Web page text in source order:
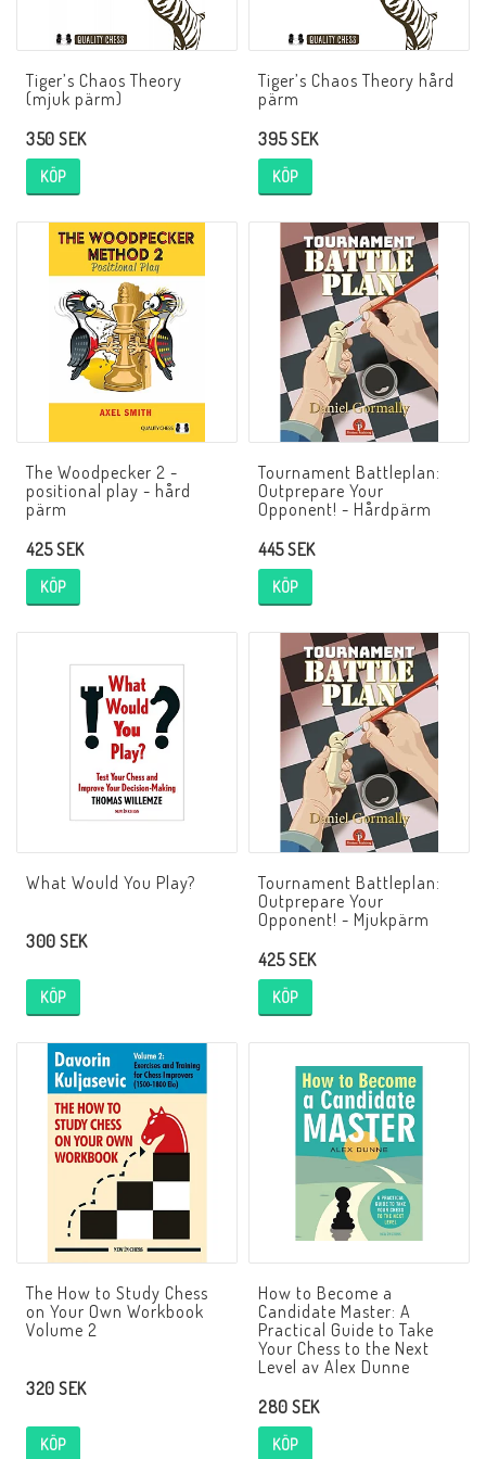
Tiger’s Chaos Theory
(mjuk pärm)
350 SEK
KÖP
Tiger’s Chaos Theory hård
pärm
395 SEK
KÖP
The Woodpecker 2 -
positional play - hård
pärm
425 SEK
KÖP
Tournament Battleplan:
Outprepare Your
Opponent! - Hårdpärm
445 SEK
KÖP
What Would You Play?
300 SEK
KÖP
Tournament Battleplan:
Outprepare Your
Opponent! - Mjukpärm
425 SEK
KÖP
The How to Study Chess
on Your Own Workbook
Volume 2
320 SEK
KÖP
How to Become a
Candidate Master: A
Practical Guide to Take
Your Chess to the Next
Level av Alex Dunne
280 SEK
KÖP